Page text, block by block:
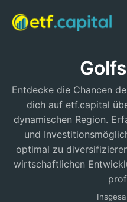
Entdecke die Chancen
dich auf etf.capital
dynamischen Region.
und
optimal zu
wirtschaftlichen